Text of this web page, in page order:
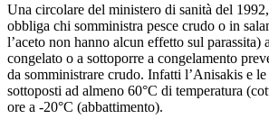
Una circolare del ministero di sanità del
obbliga chi somministra pesce crudo o in
l’aceto non hanno alcun effetto sul parassita)
congelato o a sottoporre a congelamento
da somministrare crudo. Infatti l’Anisakis e
sottoposti ad almeno 60°C di temperatura
ore a -20°C (abbattimento).